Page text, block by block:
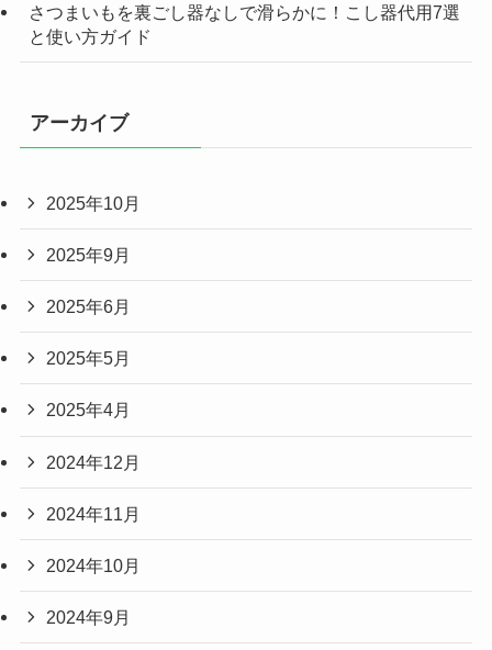
さつまいもを裏ごし器なしで滑らかに！こし器代用7選
と使い方ガイド
アーカイブ
2025年10月
2025年9月
2025年6月
2025年5月
2025年4月
2024年12月
2024年11月
2024年10月
2024年9月